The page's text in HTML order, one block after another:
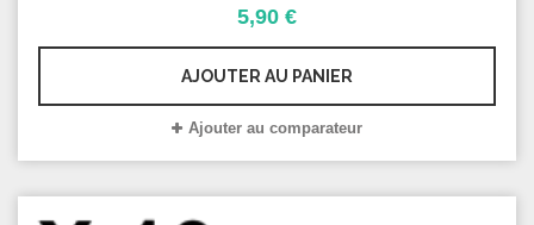
5,90 €
AJOUTER AU PANIER
Ajouter au comparateur